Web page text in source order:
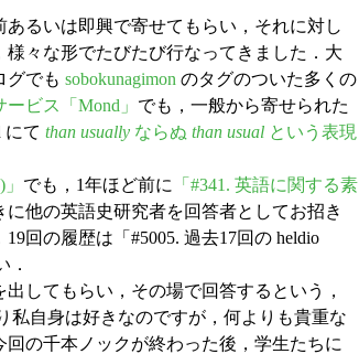
るいは即興で寄せてもらい，それに対し
々な形でたびたび行なってきました．大
グでも sobokunagimon のタグのついた多くの
ビス「Mond」 でも，一般から寄せられた
にて than usually ならぬ than usual という表現
でも，1年ほど前に
「#341. 英語に関する素
他の英語史研究者を回答者としてお招き
回の履歴は「#5005. 過去17回の heldio
．
してもらい，その場で回答するという，
私自身は好きなのですが，何よりも貴重な
の千本ノックが終わった後，学生たちに